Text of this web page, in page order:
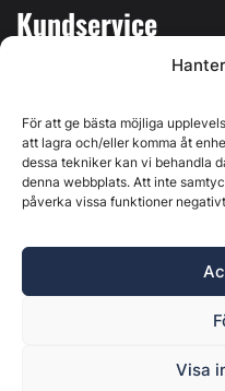
För att ge bästa möjliga
att lagra och/eller komma åt
dessa tekniker kan vi behandla
denna webbplats. Att inte
påverka vissa funktioner
Visa
Kundservice
Kontakta oss
Östernäsvägen 1, 827
Ansvarig utgivare:
webbplats är
Byggvärlden är en
Policy för